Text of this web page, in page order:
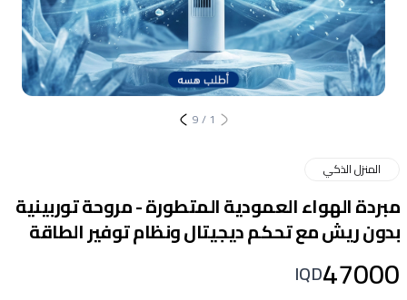
1
/
9
المنزل الذكي
مبردة الهواء العمودية المتطورة - مروحة توربينية
بدون ريش مع تحكم ديجيتال ونظام توفير الطاقة
47000
IQD